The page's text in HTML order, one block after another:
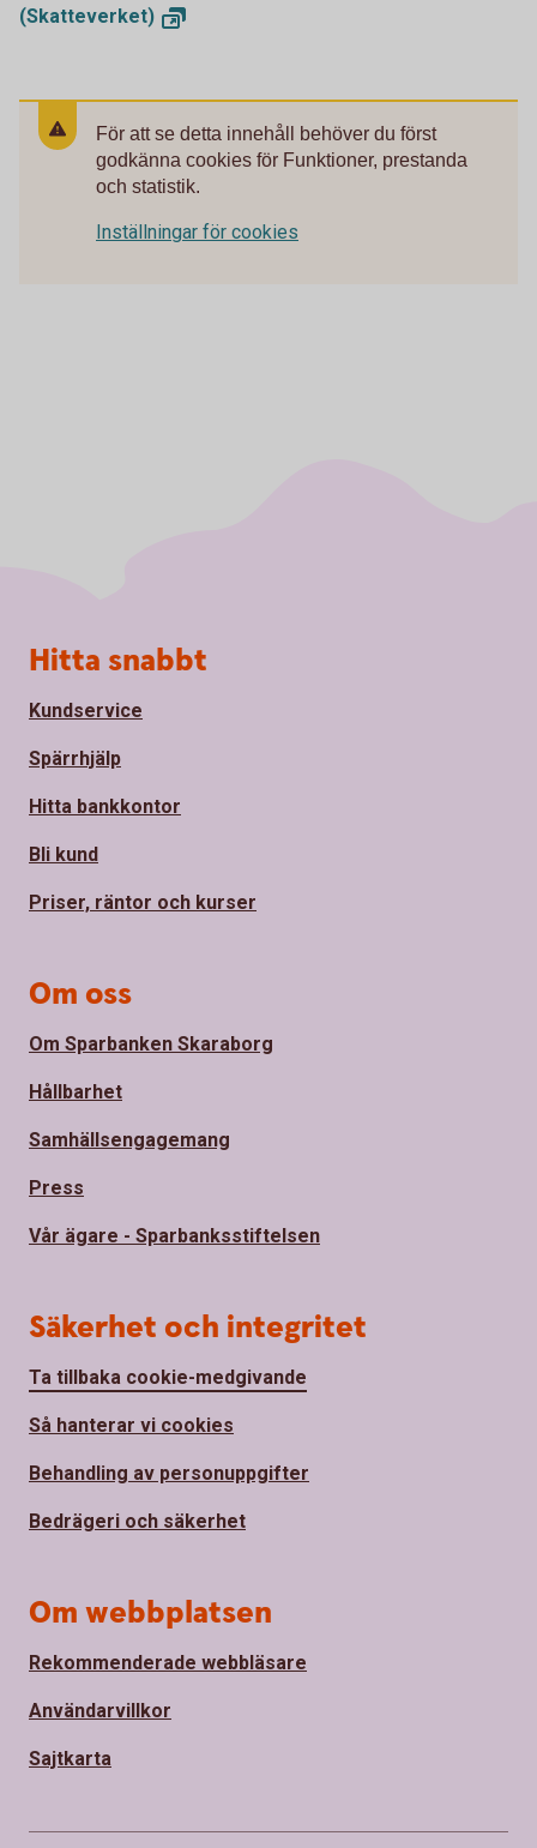
(Skatteverket)
För att se detta innehåll behöver du först
godkänna cookies för Funktioner, prestanda
och statistik.
Inställningar för cookies
Sidfot
Hitta snabbt
Kundservice
Spärrhjälp
Hitta bankkontor
Bli kund
Priser, räntor och kurser
Om oss
Om Sparbanken Skaraborg
Hållbarhet
Samhällsengagemang
Press
Vår ägare - Sparbanksstiftelsen
Säkerhet och integritet
Ta tillbaka cookie-medgivande
Så hanterar vi cookies
Behandling av personuppgifter
Bedrägeri och säkerhet
Om webbplatsen
Rekommenderade webbläsare
Användarvillkor
Sajtkarta